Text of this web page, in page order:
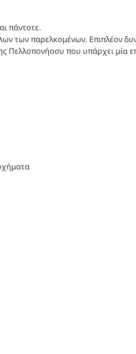
πάντοτε.
των παρελκομένων. Επιπλέον
Πελλοπονήοσυ που υπάρχει μία